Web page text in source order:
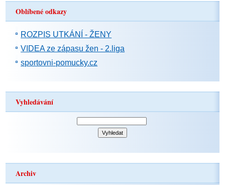
Oblíbené odkazy
ROZPIS UTKÁNÍ - ŽENY
VIDEA ze zápasu žen - 2.liga
sportovni-pomucky.cz
Vyhledávání
Archiv